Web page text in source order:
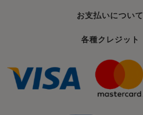
お支払いについて
各種クレジット